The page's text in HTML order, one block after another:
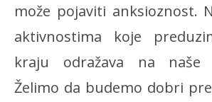
može pojaviti anksioznost.
aktivnostima koje
kraju odražava na naše
Želimo da budemo dobri